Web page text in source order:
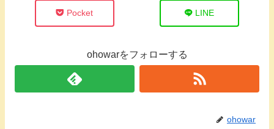
Pocket LINE
ohowarをフォローする
ohowar